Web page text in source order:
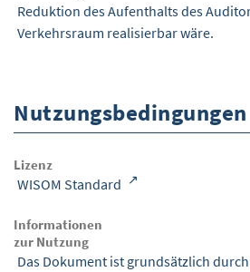
Reduktion des Aufenthalts des
Verkehrsraum realisierbar wäre.
Nutzungsbedingungen
Lizenz
WISOM Standard
Informationen
zur Nutzung
Das Dokument ist grundsätzlich